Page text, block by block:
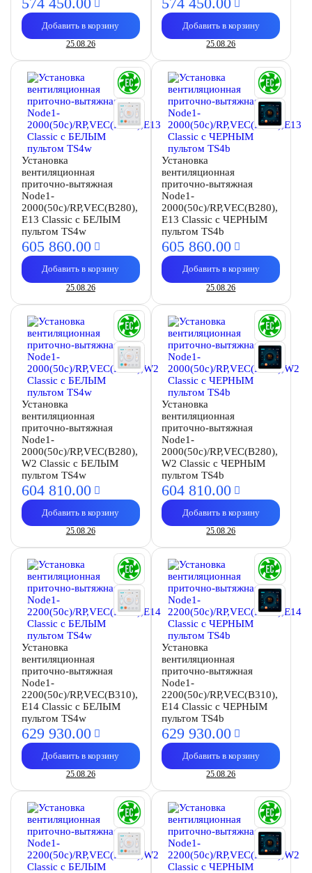
Добавить в корзину
25.08.26
Добавить в корзину
25.08.26
Установка
вентиляционная
приточно-вытяжная
Node1-
2000(50c)/RP,VEC(B280),
E13 Classic с БЕЛЫМ
пультом TS4w
605 860.00
Добавить в корзину
25.08.26
Установка
вентиляционная
приточно-вытяжная
Node1-
2000(50c)/RP,VEC(B280),
E13 Classic с ЧЕРНЫМ
пультом TS4b
605 860.00
Добавить в корзину
25.08.26
Установка
вентиляционная
приточно-вытяжная
Node1-
2000(50c)/RP,VEC(B280),
W2 Classic с БЕЛЫМ
пультом TS4w
604 810.00
Добавить в корзину
25.08.26
Установка
вентиляционная
приточно-вытяжная
Node1-
2000(50c)/RP,VEC(B280),
W2 Classic с ЧЕРНЫМ
пультом TS4b
604 810.00
Добавить в корзину
25.08.26
Установка
вентиляционная
приточно-вытяжная
Node1-
2200(50c)/RP,VEC(B310),
E14 Classic с БЕЛЫМ
пультом TS4w
629 930.00
Добавить в корзину
25.08.26
Установка
вентиляционная
приточно-вытяжная
Node1-
2200(50c)/RP,VEC(B310),
E14 Classic с ЧЕРНЫМ
пультом TS4b
629 930.00
Добавить в корзину
25.08.26